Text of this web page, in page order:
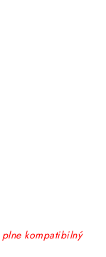
kompatibilný